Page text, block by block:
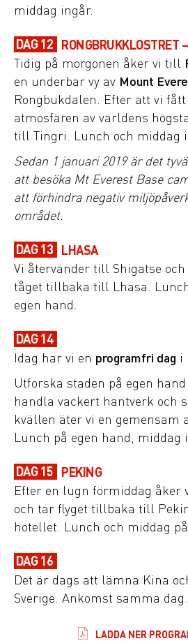
middag ingår.
DAG 12 RONGBRUKKLOSTRET
Tidig på morgonen åker vi till
en underbar vy av Mount
Rongbukdalen. Efter att vi
atmosfären av världens
till Tingri. Lunch och middag
Sedan 1 januari 2019 är det
att besöka Mt Everest Base
att förhindra negativ
området.
DAG 13 LHASA
Vi återvänder till Shigatse
tåget tillbaka till Lhasa.
egen hand.
DAG 14
Idag har vi en programfri dag i
Utforska staden på egen
handla vackert hantverk och
kvällen äter vi en gemensam
Lunch på egen hand, middag
DAG 15 PEKING
Efter en lugn förmiddag åker
och tar flyget tillbaka till
hotellet. Lunch och middag
DAG 16
Det är dags att lämna Kina
Sverige. Ankomst samma dag.
LADDA NER